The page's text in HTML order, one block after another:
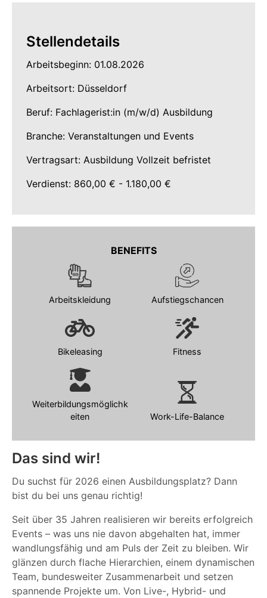
Das sind wir!
Du suchst für 2026 einen Ausbildungsplatz? Dann
bist du bei uns genau richtig!
Seit über 35 Jahren realisieren wir bereits erfolgreich
Events – was uns nie davon abgehalten hat, immer
wandlungsfähig und am Puls der Zeit zu bleiben. Wir
glänzen durch flache Hierarchien, einem dynamischen
Team, bundesweiter Zusammenarbeit und setzen
spannende Projekte um. Von Live-, Hybrid- und
Stellendetails
Arbeitsbeginn: 01.08.2026
Arbeitsort: Düsseldorf
Beruf: Fachlagerist:in (m/w/d) Ausbildung
Branche: Veranstaltungen und Events
Vertragsart: Ausbildung Vollzeit befristet
Verdienst: 860,00 € - 1.180,00 €
BENEFITS
Arbeitskleidung Aufstiegschancen
Bikeleasing Fitness
Weiterbildungsmöglichk
eiten
Work-Life-Balance